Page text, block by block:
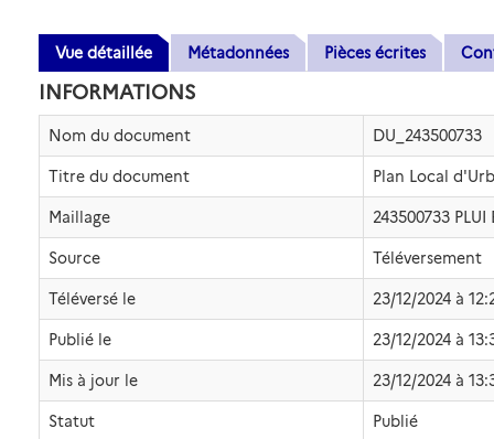
Vue détaillée Métadonnées Pièces écrites
INFORMATIONS
Nom du document DU_243500733
Titre du document Plan Local
Maillage 243500733
Source Téléversement
Téléversé le 23/12/2024 à
Publié le 23/12/2024 à
Mis à jour le 23/12/2024 à
Statut Publié